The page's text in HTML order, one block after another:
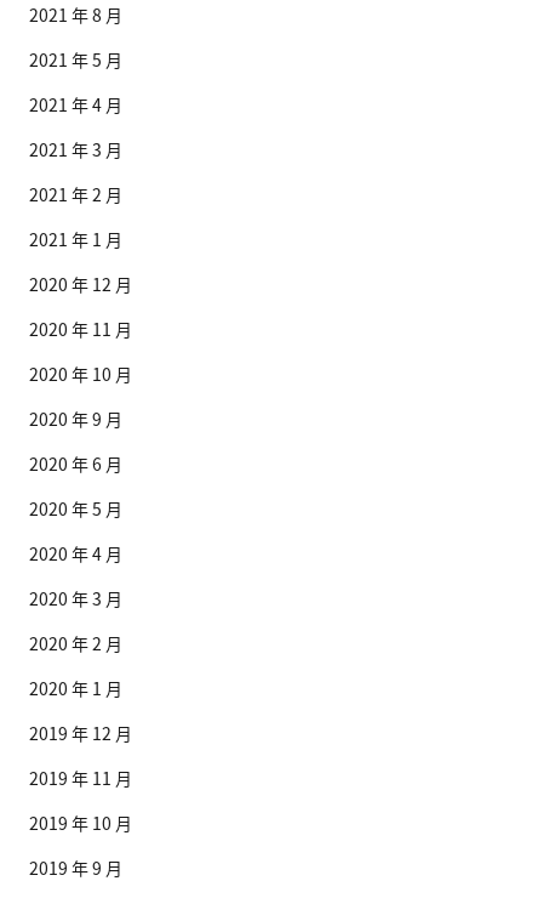
2021 年 8 月
2021 年 5 月
2021 年 4 月
2021 年 3 月
2021 年 2 月
2021 年 1 月
2020 年 12 月
2020 年 11 月
2020 年 10 月
2020 年 9 月
2020 年 6 月
2020 年 5 月
2020 年 4 月
2020 年 3 月
2020 年 2 月
2020 年 1 月
2019 年 12 月
2019 年 11 月
2019 年 10 月
2019 年 9 月